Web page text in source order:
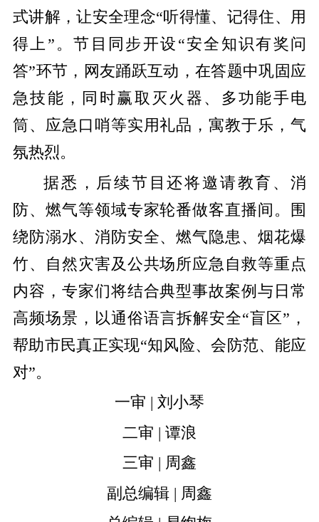
式讲解，让安全理念“听得懂、记得住、用
得上”。节目同步开设“安全知识有奖问
答”环节，网友踊跃互动，在答题中巩固应
急技能，同时赢取灭火器、多功能手电
筒、应急口哨等实用礼品，寓教于乐，气
氛热烈。
据悉，后续节目还将邀请教育、消
防、燃气等领域专家轮番做客直播间。围
绕防溺水、消防安全、燃气隐患、烟花爆
竹、自然灾害及公共场所应急自救等重点
内容，专家们将结合典型事故案例与日常
高频场景，以通俗语言拆解安全“盲区”，
帮助市民真正实现“知风险、会防范、能应
对”。
一审 | 刘小琴
二审 | 谭浪
三审 | 周鑫
副总编辑 | 周鑫